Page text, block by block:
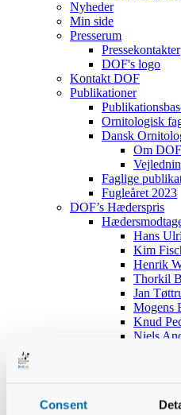
Consent
Nyheder
Min side
Presserum
Pressekontakter
DOF's logo
Kontakt DOF
Publikationer
Ornitologisk
Dansk
Om
Faglige
Fugleåret 2023
DOF’s Hæderspris
Hans
Kim
Henrik
Thorkil
Jan
Mogens
Knud
Niels